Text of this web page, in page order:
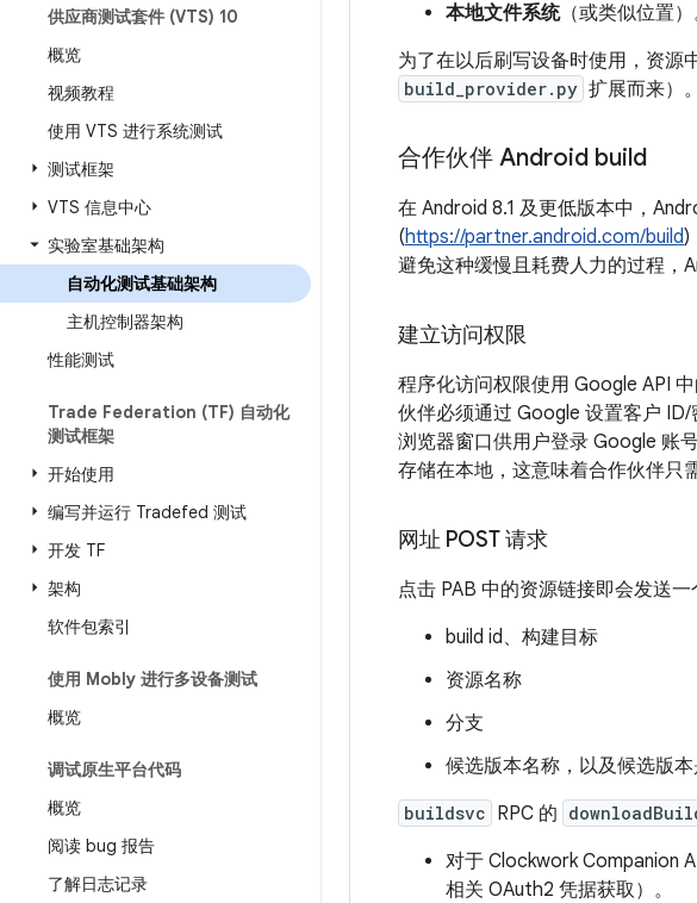
供应商测试套件 (VTS) 10
概览
视频教程
使用 VTS 进行系统测试
测试框架
VTS 信息中心
实验室基础架构
自动化测试基础架构
主机控制器架构
性能测试
Trade Federation (TF) 自动化
测试框架
开始使用
编写并运行 Tradefed 测试
开发 TF
架构
软件包索引
使用 Mobly 进行多设备测试
概览
调试原生平台代码
概览
阅读 bug 报告
了解日志记录
本地文件系统（或类似位置）
为了在以后刷写设备时使用，资源
build_provider.py 扩展而来）。
合作伙伴 Android build
在 Android 8.1 及更低版本中，
(https://partner.android.com/build)
避免这种缓慢且耗费人力的过程，
建立访问权限
程序化访问权限使用 Google API
伙伴必须通过 Google 设置客户 ID/
浏览器窗口供用户登录 Google 账
存储在本地，这意味着合作伙伴只
网址 POST 请求
点击 PAB 中的资源链接即会发送
build id、构建目标
资源名称
分支
候选版本名称，以及候选版
buildsvc RPC 的
对于 Clockwork Companion
相关 OAuth2 凭据获取）。